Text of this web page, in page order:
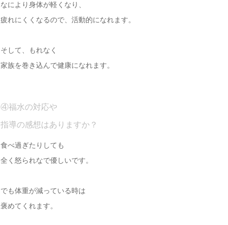
なにより身体が軽くなり、
疲れにくくなるので、活動的になれます。
そして、もれなく
家族を巻き込んで健康になれます。
④福水の対応や
指導の感想はありますか？
食べ過ぎたりしても
全く怒られなで優しいです。
でも体重が減っている時は
褒めてくれます。